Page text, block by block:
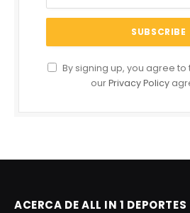
By signing up, you agree
ourPrivacy Policy
ACERCA DE ALL IN 1 DEPORTES